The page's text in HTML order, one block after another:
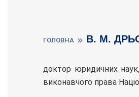
ГОЛОВНА В. М.
доктор юридичних
виконавчого права